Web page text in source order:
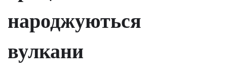
народжуються
вулкани